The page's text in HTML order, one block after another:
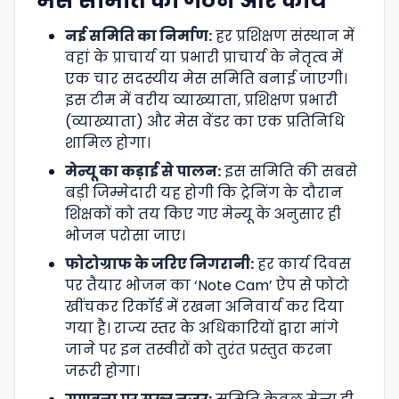
नई समिति का निर्माण:हर प्रशिक्षण संस्थान में
वहां के प्राचार्य या प्रभारी प्राचार्य के नेतृत्व में
एक चार सदस्यीय मेस समिति बनाई जाएगी।
इस टीम में वरीय व्याख्याता, प्रशिक्षण प्रभारी
(व्याख्याता) और मेस वेंडर का एक प्रतिनिधि
शामिल होगा।
मेन्यू का कड़ाई से पालन:इस समिति की सबसे
बड़ी जिम्मेदारी यह होगी कि ट्रेनिंग के दौरान
शिक्षकों को तय किए गए मेन्यू के अनुसार ही
भोजन परोसा जाए।
फोटोग्राफ के जरिए निगरानी:हर कार्य दिवस
पर तैयार भोजन का ‘Note Cam’ ऐप से फोटो
खींचकर रिकॉर्ड में रखना अनिवार्य कर दिया
गया है। राज्य स्तर के अधिकारियों द्वारा मांगे
जाने पर इन तस्वीरों को तुरंत प्रस्तुत करना
जरूरी होगा।